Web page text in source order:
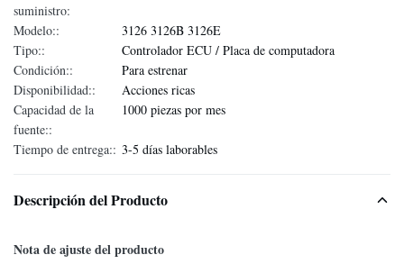
suministro:
Modelo::
3126 3126B 3126E
Tipo::
Controlador ECU / Placa de computadora
Condición::
Para estrenar
Disponibilidad::
Acciones ricas
Capacidad de la
fuente::
1000 piezas por mes
Tiempo de entrega:: 3-5 días laborables
Descripción del Producto
Nota de ajuste del producto